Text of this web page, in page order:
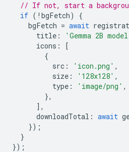
// If not, start a
if ( ! bgFetch)
{
bgFetch = await
title : 'Gemma 2B
icons :
[
{
src : 'icon.png' ,
size : '128x128' ,
type : 'image/png' ,
},
],
downloadTotal : await
});
}
});